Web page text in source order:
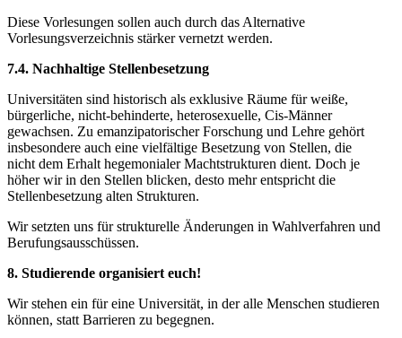
Diese Vorlesungen sollen auch durch das Alternative
Vorlesungsverzeichnis stärker vernetzt werden.
7.4. Nachhaltige Stellenbesetzung
Universitäten sind historisch als exklusive Räume für weiße,
bürgerliche, nicht-behinderte, heterosexuelle, Cis-Männer
gewachsen. Zu emanzipatorischer Forschung und Lehre gehört
insbesondere auch eine vielfältige Besetzung von Stellen, die
nicht dem Erhalt hegemonialer Machtstrukturen dient. Doch je
höher wir in den Stellen blicken, desto mehr entspricht die
Stellenbesetzung alten Strukturen.
Wir setzten uns für strukturelle Änderungen in Wahlverfahren und
Berufungsausschüssen.
8. Studierende organisiert euch!
Wir stehen ein für eine Universität, in der alle Menschen studieren
können, statt Barrieren zu begegnen.